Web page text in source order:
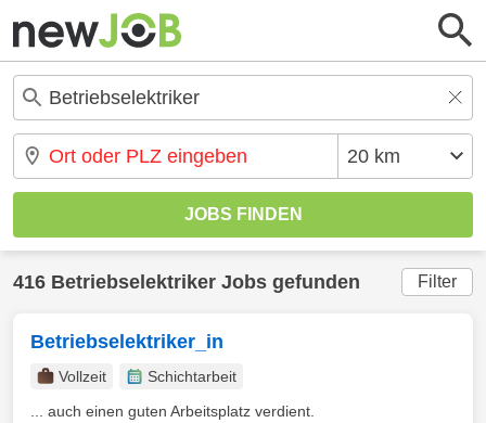
416 Betriebselektriker Jobs gefunden Filter
Betriebselektriker_in
Vollzeit
Schichtarbeit
... auch einen guten Arbeitsplatz verdient.